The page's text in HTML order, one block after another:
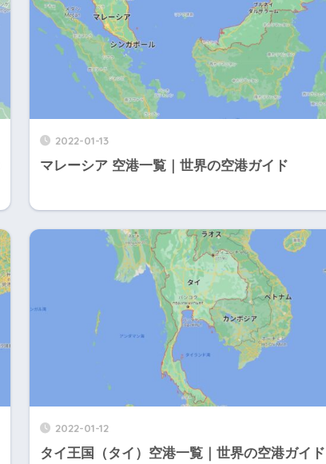
2022-01-13
マレーシア 空港一覧｜世界の空港ガイド
2022-01-12
タイ王国（タイ）空港一覧｜世界の空港ガイド